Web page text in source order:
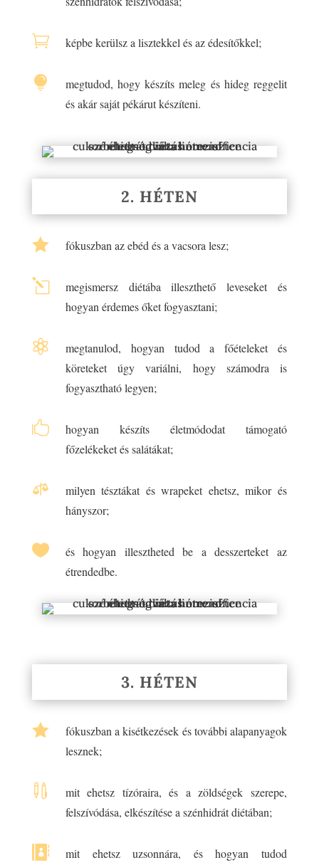
 képbe kerülsz a lisztekkel és az édesítőkkel;

megtudod, hogy készíts meleg és hideg reggelit
és akár saját pékárut készíteni.
2. HÉTEN
 fókuszban az ebéd és a vacsora lesz;
l
megismersz diétába illeszthető leveseket és
hogyan érdemes őket fogyasztani;

megtanulod, hogyan tudod a főételeket és
köreteket úgy variálni, hogy számodra is
fogyasztható legyen;

hogyan készíts életmódodat támogató
főzelékeket és salátákat;

milyen tésztákat és wrapeket ehetsz, mikor és
hányszor;

és hogyan illesztheted be a desszerteket az
étrendedbe.
3. HÉTEN

fókuszban a kisétkezések és további alapanyagok
lesznek;

mit ehetsz tízóraira, és a zöldségek szerepe,
felszívódása, elkészítése a szénhidrát diétában;

mit ehetsz uzsonnára, és hogyan tudod